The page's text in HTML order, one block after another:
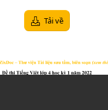
a
Tải về